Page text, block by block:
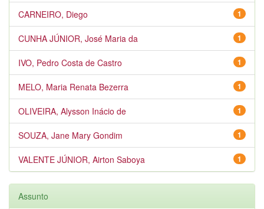
1
CARNEIRO, Diego
1
CUNHA JÚNIOR, José Maria da
1
IVO, Pedro Costa de Castro
1
MELO, Maria Renata Bezerra
1
OLIVEIRA, Alysson Inácio de
1
SOUZA, Jane Mary Gondim
1
VALENTE JÚNIOR, Airton Saboya
Assunto